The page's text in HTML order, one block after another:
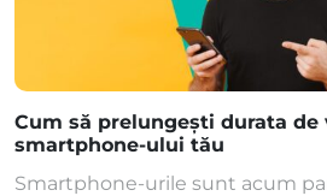
Cum să prelungești durata de
smartphone-ului tău
Smartphone-urile sunt acum